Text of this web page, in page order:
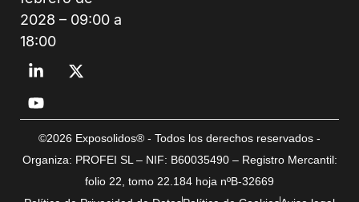
2028 – 09:00 a
18:00
©2026 Exposolidos® - Todos los derechos reservados -
Organiza: PROFEI SL – NIF: B60035490 – Registro Mercantil:
folio 22, tomo 22.184 hoja nºB-32669